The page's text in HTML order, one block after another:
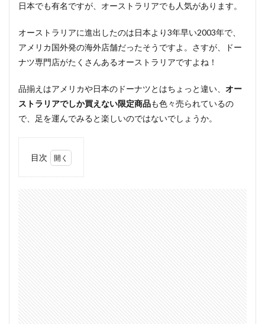
日本でも有名ですが、オーストラリアでも人気があります。
オーストラリアに進出したのは日本より3年早い2003年で、
アメリカ国外発の海外店舗だったそうですよ。さすが、ドー
ナツ専門店がたくさんあるオーストラリアですよね！
品揃えはアメリカや日本のドーナツとはちょっと違い、 オー
ストラリアでしか買えない限定商品も色々売られているの
で、足を運んでみると楽しいのではないでしょうか。
目次